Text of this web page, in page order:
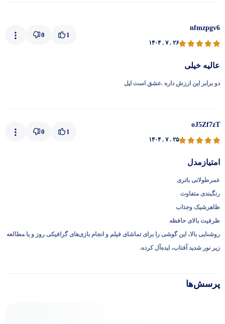
nfmzpgv6
۱۴۰۴ . ۷ . ۲۶
1
0
عالیه خیلی
دو برابر این ارزش داره .عشق است اپل
oJ5Zf7zT
۱۴۰۴ . ۷ . ۲۵
1
0
امتیازمدل
عمرطولانی باتری
رنگبندی متفاوت
ظاهرشیک وجذاب
ظرفیت بالای حافظه
روشنایی بالا، این گوشی را برای تماشای فیلم و انجام بازی‌های گرافیکی روز و یا مطالعه
زیر نور شدید آفتاب، ایده‌آل کرده.
پرسش‌ها